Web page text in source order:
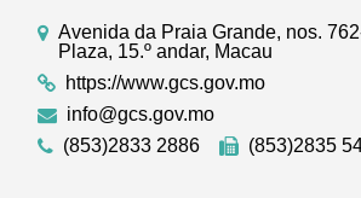
Avenida da Praia Grande, nos.
Plaza, 15.º andar, Macau
https://www.gcs.gov.mo
info@gcs.gov.mo
(853)2833 2886
(853)2835